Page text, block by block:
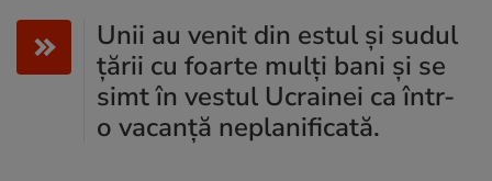
Unii au venit din estul și sudul
țării cu foarte mulți bani și se
simt în vestul Ucrainei ca într-
o vacanță neplanificată.